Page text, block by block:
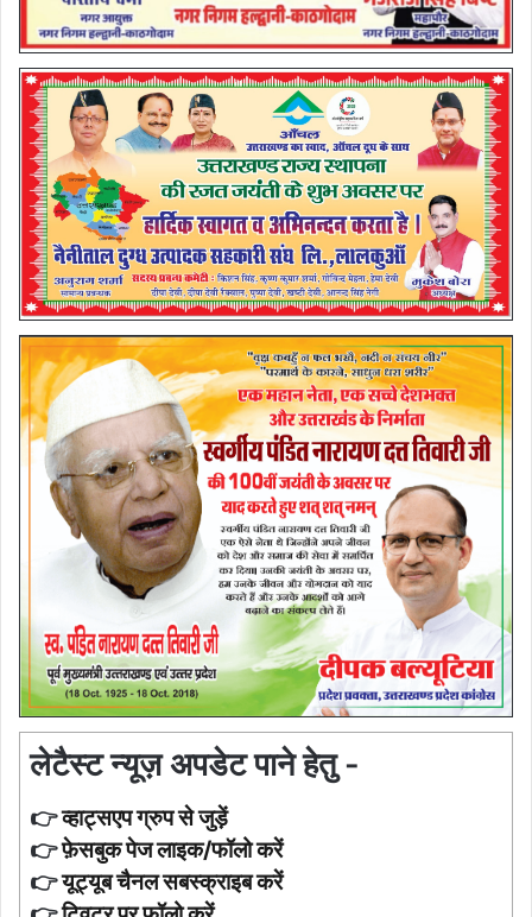
लेटैस्ट न्यूज़ अपडेट पाने हेतु -
👉व्हाट्सएप ग्रुप से जुड़ें
👉फ़ेसबुक पेज लाइक/फॉलो करें
👉यूट्यूब चैनल सबस्क्राइब करें